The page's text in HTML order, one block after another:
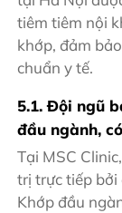
tiêm tiêm nội
khớp, đảm
chuẩn y tế.
5.1. Đội ngũ
đầu ngành,
Tại MSC
trị trực tiếp bởi
Khớp đầu